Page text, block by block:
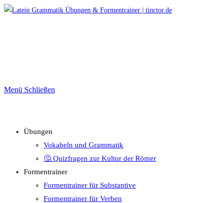
Zum
Menü Schließen
Übungen
Vokabeln und Grammatik
🤔 Quizfragen zur Kultur der Römer
Formentrainer
Formentrainer für Substantive
Formentrainer für Verben